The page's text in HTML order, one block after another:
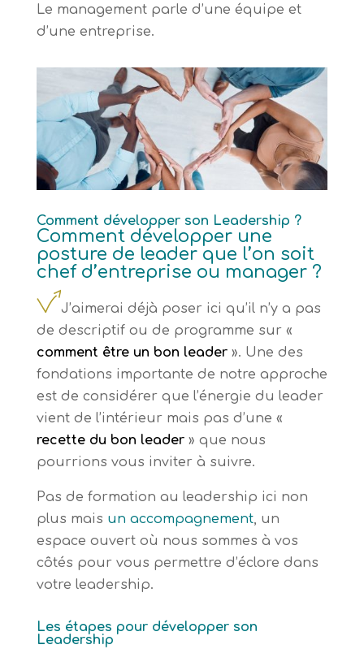
Le management parle d’une équipe et
d’une entreprise.
Comment développer son Leadership ?
Comment développer une
posture de leader que l’on soit
chef d’entreprise ou manager ?
J’aimerai déjà poser ici qu’il n’y a pas
de descriptif ou de programme sur «
comment être un bon leader». Une des
fondations importante de notre approche
est de considérer que l’énergie du leader
vient de l’intérieur mais pas d’une «
recette du bon leader» que nous
pourrions vous inviter à suivre.
Pas de formation au leadership ici non
plus mais un accompagnement, un
espace ouvert où nous sommes à vos
côtés pour vous permettre d’éclore dans
votre leadership.
Les étapes pour développer son
Leadership